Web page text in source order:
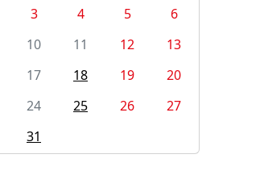
3 4 5
6
10 11 12
13
17 18 19
20
24 25 26
27
31